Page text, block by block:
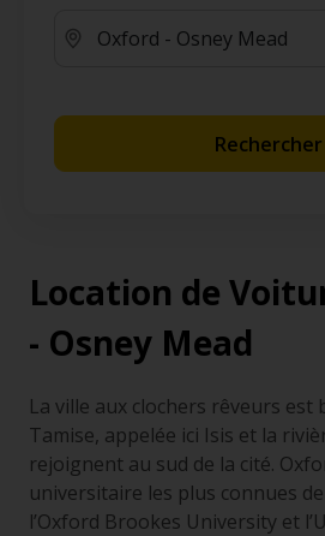
Rechercher
Location de
- Osney Mead
La ville aux clochers rêveurs est
Tamise, appelée ici Isis et la
rejoignent au sud de la cité.
universitaire les plus connues
l’Oxford Brookes University et